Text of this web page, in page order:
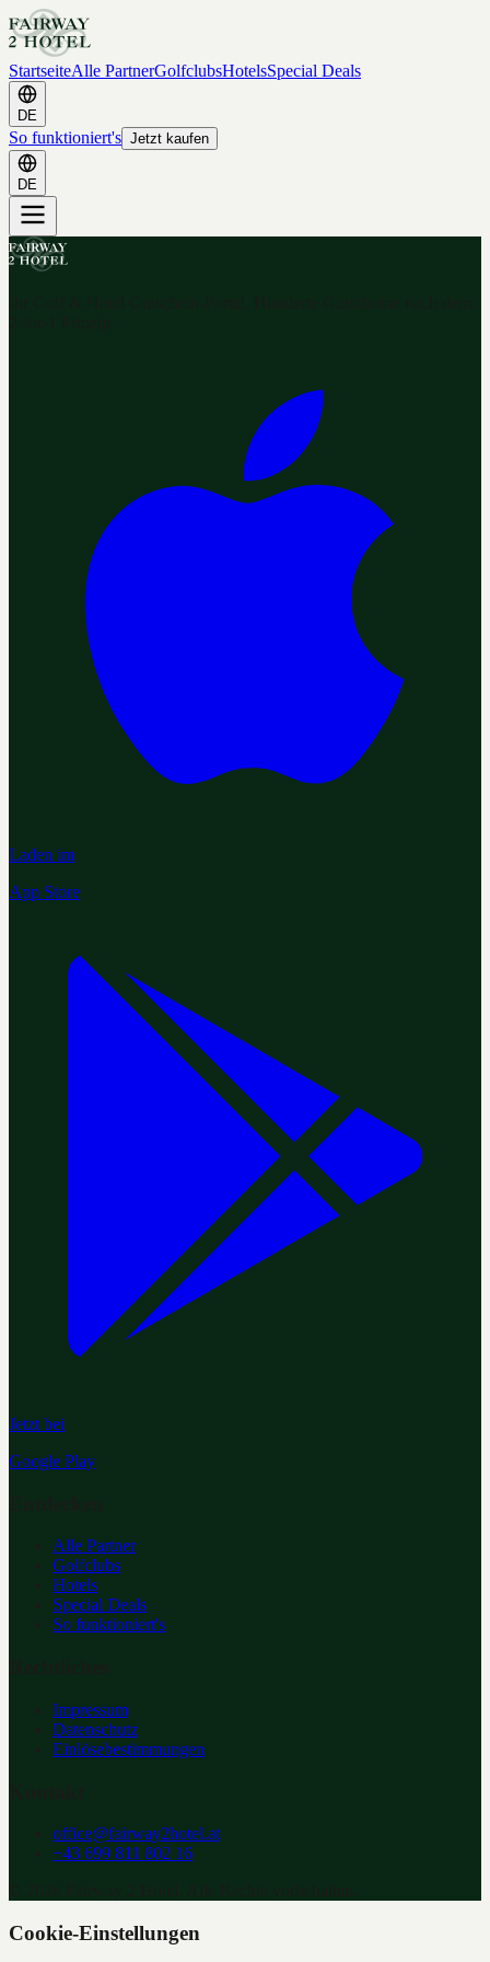
StartseiteAlle PartnerGolfclubsHotelsSpecial Deals
DE
So funktioniert's Jetzt kaufen
DE
Laden im
App Store
Jetzt bei
Google Play
Alle Partner
Golfclubs
Hotels
Special Deals
So funktioniert's
Impressum
Datenschutz
Einlösebestimmungen
office@fairway2hotel.at
+43 699 811 802 16
Cookie-Einstellungen